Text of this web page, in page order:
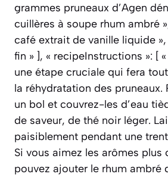
grammes pruneaux d’Agen
cuillères à soupe rhum ambré
café extrait de vanille liquide »,
fin » ], « recipeInstructions »: [
une étape cruciale qui fera
la réhydratation des pruneaux.
un bol et couvrez-les d’eau
de saveur, de thé noir léger.
paisiblement pendant une
Si vous aimez les arômes plus
pouvez ajouter le rhum ambré